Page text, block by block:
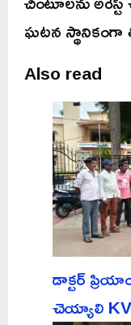
ఘటన స్థానికంగా
Also read
డాక్టర్
చెయ్యాలి